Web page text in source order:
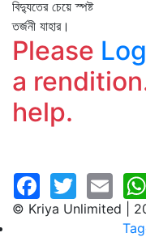
বিদ্যুতের চেয়ে স্পষ্ট
তর্জনী যাহার।
Please
a
help.
© Kriya Unlimited |